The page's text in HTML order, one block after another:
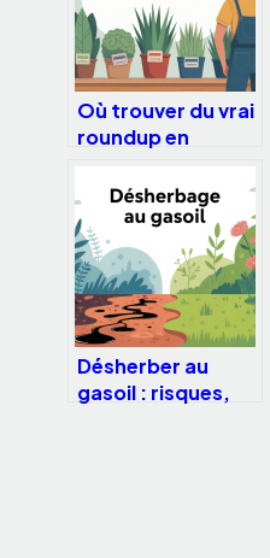
Où trouver du vrai
roundup en
france sans se
tromper
Désherber au
gasoil : risques,